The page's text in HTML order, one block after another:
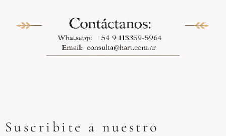
Suscribite a nuestro